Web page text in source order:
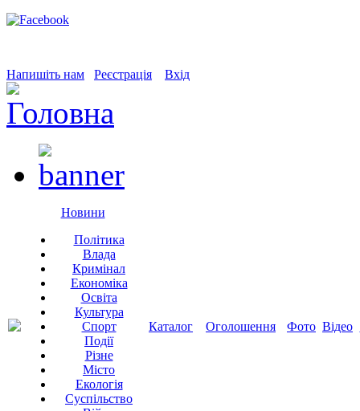
Напишіть нам Реєстрація Вхід
Новини
Політика
Влада
Кримінал
Економіка
Освіта
Культура
Спорт
Події
Різне
Місто
Екологія
Суспільство
Каталог Оголошення Фото Відео